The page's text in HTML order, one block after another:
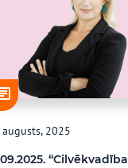
augusts, 2025
“Cilvēkvadība